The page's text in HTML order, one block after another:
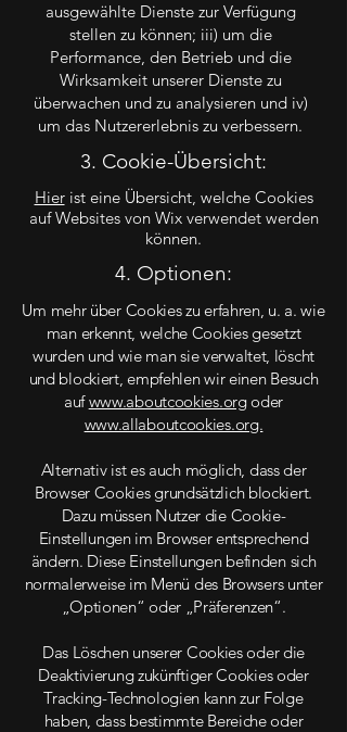
ausgewählte Dienste zur Verfügung
stellen zu können; iii) um die
Performance, den Betrieb und die
Wirksamkeit unserer Dienste zu
überwachen und zu analysieren und iv)
um das Nutzererlebnis zu verbessern.
3. Cookie-Übersicht:
Hierist eine Übersicht, welche Cookies
auf Websites von Wix verwendet werden
können.
4. Optionen:
Um mehr über Cookies zu erfahren, u. a. wie
man erkennt, welche Cookies gesetzt
wurden und wie man sie verwaltet, löscht
und blockiert, empfehlen wir einen Besuch
aufwww.aboutcookies.orgoder
www.allaboutcookies.org.
Alternativ ist es auch möglich, dass der
Browser Cookies grundsätzlich blockiert.
Dazu müssen Nutzer die Cookie-
Einstellungen im Browser entsprechend
ändern. Diese Einstellungen befinden sich
normalerweise im Menü des Browsers unter
„Optionen“ oder „Präferenzen“.
Das Löschen unserer Cookies oder die
Deaktivierung zukünftiger Cookies oder
Tracking-Technologien kann zur Folge
haben, dass bestimmte Bereiche oder